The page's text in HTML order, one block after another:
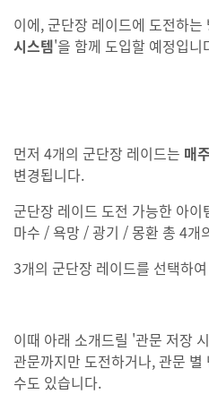
이에, 군단장 레이드에 도전하는
시스템'을 함께 도입할 예정입니
먼저 4개의 군단장 레이드는 매
변경됩니다.
군단장 레이드 도전 가능한 아
마수 / 욕망 / 광기 / 몽환 총 4개
3개의 군단장 레이드를 선택하
이때 아래 소개드릴 '관문 저장
관문까지만 도전하거나, 관문
수도 있습니다.